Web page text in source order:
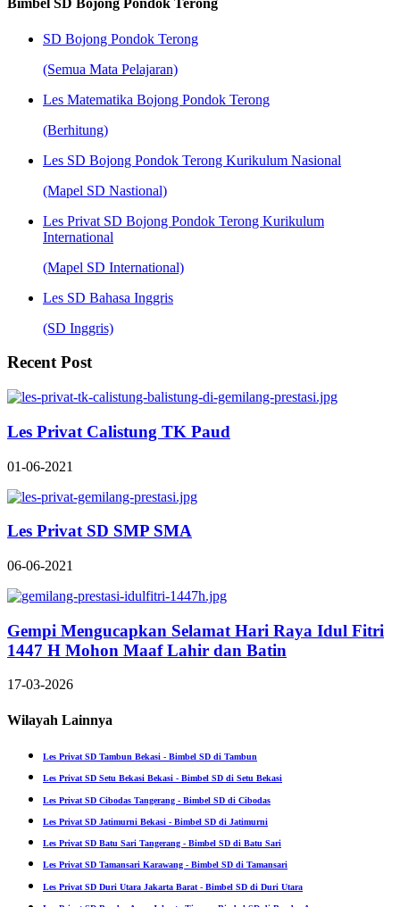
Bimbel SD Bojong Pondok Terong
SD Bojong Pondok Terong
(Semua Mata Pelajaran)
Les Matematika Bojong Pondok Terong
(Berhitung)
Les SD Bojong Pondok Terong Kurikulum Nasional
(Mapel SD Nastional)
Les Privat SD Bojong Pondok Terong Kurikulum
International
(Mapel SD International)
Les SD Bahasa Inggris
(SD Inggris)
Recent Post
Les Privat Calistung TK Paud
01-06-2021
Les Privat SD SMP SMA
06-06-2021
Gempi Mengucapkan Selamat Hari Raya Idul Fitri
1447 H Mohon Maaf Lahir dan Batin
17-03-2026
Wilayah Lainnya
Les Privat SD Tambun Bekasi - Bimbel SD di Tambun
Les Privat SD Setu Bekasi Bekasi - Bimbel SD di Setu Bekasi
Les Privat SD Cibodas Tangerang - Bimbel SD di Cibodas
Les Privat SD Jatimurni Bekasi - Bimbel SD di Jatimurni
Les Privat SD Batu Sari Tangerang - Bimbel SD di Batu Sari
Les Privat SD Tamansari Karawang - Bimbel SD di Tamansari
Les Privat SD Duri Utara Jakarta Barat - Bimbel SD di Duri Utara